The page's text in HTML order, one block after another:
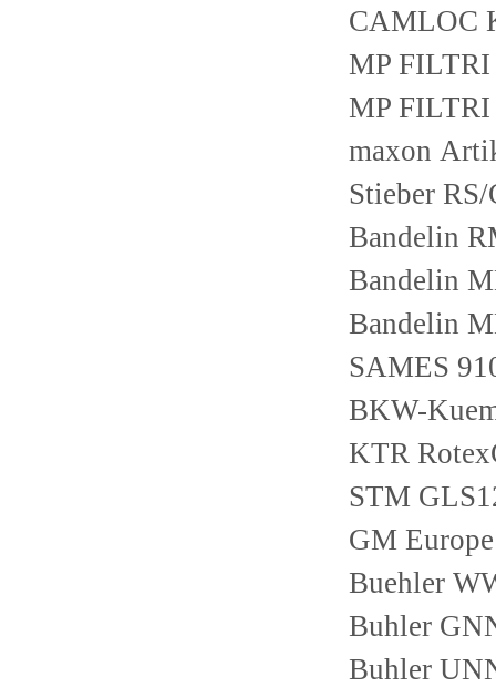
CAMLOC
MP
MP
maxon
Stieber
Bandelin
Bandelin
Bandelin
SAMES
BKW-
KTR
STM
GM
Buehler
Buhler
Buhler